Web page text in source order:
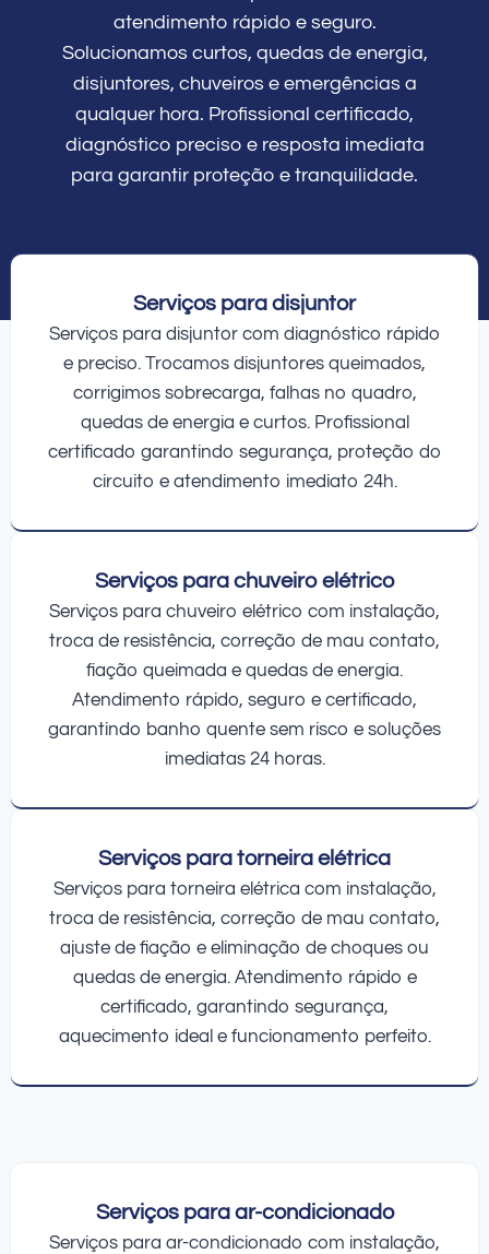
atendimento rápido e seguro.
Solucionamos curtos, quedas de energia,
disjuntores, chuveiros e emergências a
qualquer hora. Profissional certificado,
diagnóstico preciso e resposta imediata
para garantir proteção e tranquilidade.
Serviços para disjuntor
Serviços para disjuntor com diagnóstico rápido
e preciso. Trocamos disjuntores queimados,
corrigimos sobrecarga, falhas no quadro,
quedas de energia e curtos. Profissional
certificado garantindo segurança, proteção do
circuito e atendimento imediato 24h.
Serviços para chuveiro elétrico
Serviços para chuveiro elétrico com instalação,
troca de resistência, correção de mau contato,
fiação queimada e quedas de energia.
Atendimento rápido, seguro e certificado,
garantindo banho quente sem risco e soluções
imediatas 24 horas.
Serviços para torneira elétrica
Serviços para torneira elétrica com instalação,
troca de resistência, correção de mau contato,
ajuste de fiação e eliminação de choques ou
quedas de energia. Atendimento rápido e
certificado, garantindo segurança,
aquecimento ideal e funcionamento perfeito.
Serviços para ar-condicionado
Serviços para ar-condicionado com instalação,